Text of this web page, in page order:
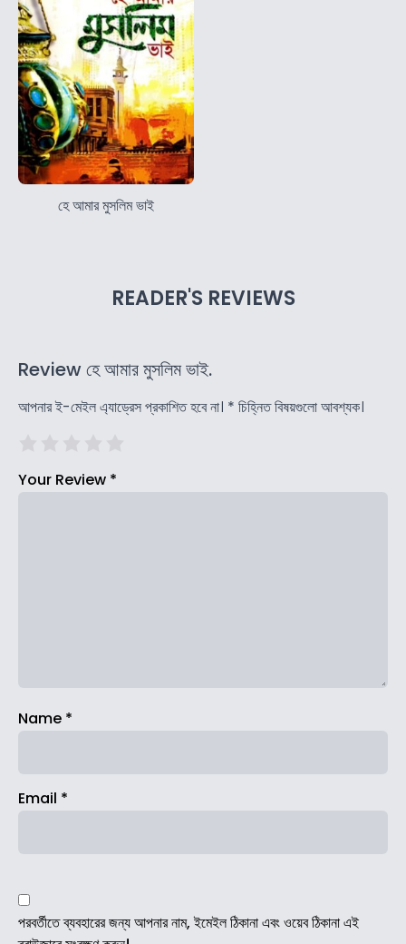
হে আমার মুসলিম ভাই
READER'S REVIEWS
Review হে আমার মুসলিম ভাই.
আপনার ই-মেইল এ্যাড্রেস প্রকাশিত হবে না। * চিহ্নিত বিষয়গুলো আবশ্যক।
Your Review *
Name *
Email *
পরবর্তীতে ব্যবহারের জন্য আপনার নাম, ইমেইল ঠিকানা এবং ওয়েব ঠিকানা এই